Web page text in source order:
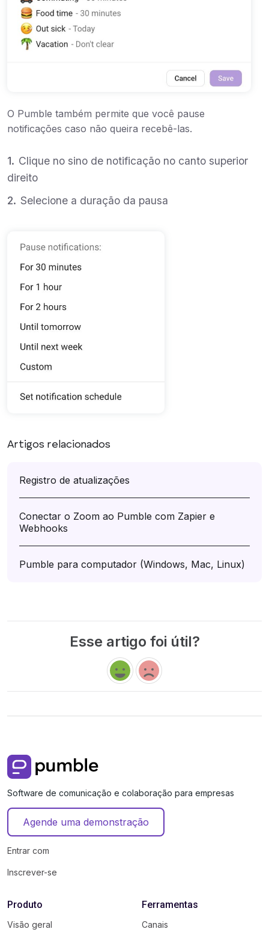
O Pumble também permite que você pause
notificações caso não queira recebê-las.
Clique no sino de notificação no canto superior
direito
Selecione a duração da pausa
Artigos relacionados
Registro de atualizações
Conectar o Zoom ao Pumble com Zapier e
Webhooks
Pumble para computador (Windows, Mac, Linux)
Esse artigo foi útil?
Software de comunicação e colaboração para empresas
Agende uma demonstração
Entrar com
Inscrever-se
Produto
Visão geral
Ferramentas
Canais